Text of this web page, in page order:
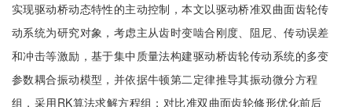
实现驱动桥动态特性的主动控制，本文以驱动桥准双曲面齿轮传
动系统为研究对象，考虑主从齿时变啮合刚度、阻尼、传动误差
和冲击等激励，基于集中质量法构建驱动桥齿轮传动系统的多变
参数耦合振动模型，并依据牛顿第二定律推导其振动微分方程
组，采用RK算法求解方程组；对比准双曲面齿轮修形优化前后